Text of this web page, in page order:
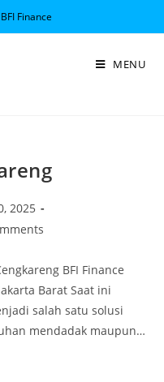
Finance
MENU
2025
BFI Finance
Barat Saat ini
salah satu solusi
mendadak maupun…